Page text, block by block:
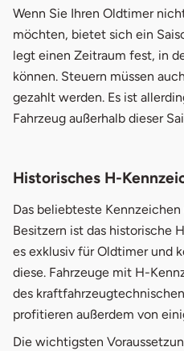
Wenn Sie Ihren Oldtimer
möchten, bietet sich ein
legt einen Zeitraum fest, in
können. Steuern müssen
gezahlt werden. Es ist
Fahrzeug außerhalb dieser
Historisches H-
Das beliebteste
Besitzern ist das historische
es exklusiv für Oldtimer und
diese. Fahrzeuge mit H-
des
profitieren außerdem von
Die wichtigsten